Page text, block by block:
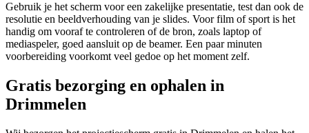
Gebruik je het scherm voor een zakelijke presentatie, test dan ook de
resolutie en beeldverhouding van je slides. Voor film of sport is het
handig om vooraf te controleren of de bron, zoals laptop of
mediaspeler, goed aansluit op de beamer. Een paar minuten
voorbereiding voorkomt veel gedoe op het moment zelf.
Gratis bezorging en ophalen in
Drimmelen